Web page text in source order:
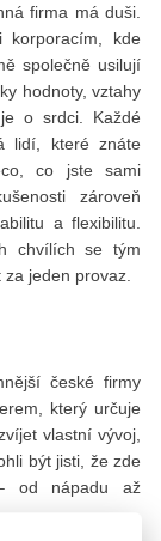
firma má duši.
korporacím, kde
společně usilují
hodnoty, vztahy
o srdci. Každé
lidí, které znáte
co jste sami
zároveň
a flexibilitu.
chvílích se tým
jeden provaz.
české firmy
který určuje
vlastní vývoj,
být jisti, že zde
od nápadu až